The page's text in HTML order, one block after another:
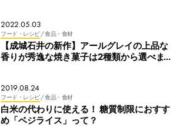
2022.05.03
フード・レシピ/ 食品・食材
【成城石井の新作】アールグレイの上品な
香りが秀逸な焼き菓子は2種類から選べま
2019.08.24
フード・レシピ/ 食品・食材
白米の代わりに使える！ 糖質制限におすす
め「ベジライス」って？